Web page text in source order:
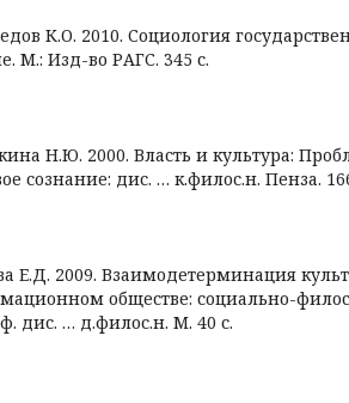
К.О. 2010. Социология
М.: Изд-во РАГС. 345 с.
Н.Ю. 2000. Власть и культура:
сознание: дис. … к.филос.н. Пенза.
Е.Д. 2009. Взаимодетерминация
обществе: социально-
дис. … д.филос.н. М. 40 с.